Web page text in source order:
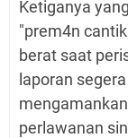
Ketiganya
"prem4n
berat saat
laporan
perlawanan